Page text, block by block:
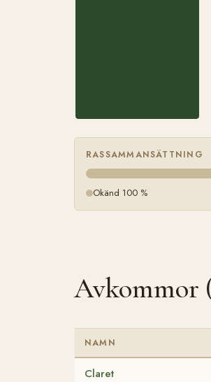
RASSAMMANSÄTTNING
Okänd 100 %
Avkommor
NAMN
Claret